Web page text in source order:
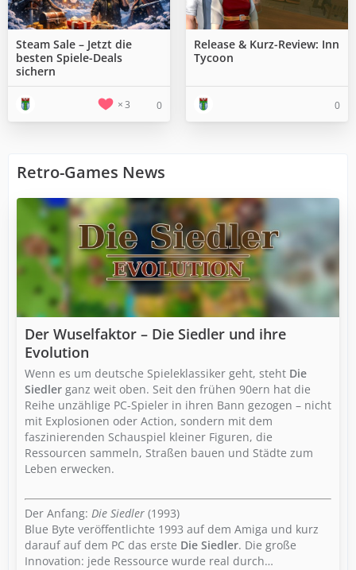
Steam Sale – Jetzt die
besten Spiele-Deals
sichern
3 0
Release & Kurz-Review: Inn
Tycoon
0
Retro-Games News
Der Wuselfaktor – Die Siedler und ihre
Evolution
Wenn es um deutsche Spieleklassiker geht, steht Die
Siedler ganz weit oben. Seit den frühen 90ern hat die
Reihe unzählige PC-Spieler in ihren Bann gezogen – nicht
mit Explosionen oder Action, sondern mit dem
faszinierenden Schauspiel kleiner Figuren, die
Ressourcen sammeln, Straßen bauen und Städte zum
Leben erwecken.
Der Anfang: Die Siedler (1993)
Blue Byte veröffentlichte 1993 auf dem Amiga und kurz
darauf auf dem PC das erste Die Siedler. Die große
Innovation: jede Ressource wurde real durch…